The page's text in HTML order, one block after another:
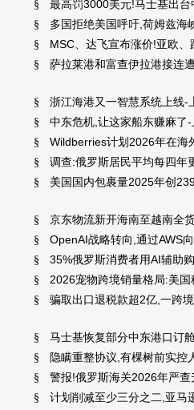
§ 最高罚3000美元!马士基出
§ 多国拒绝美国呼吁,荷姆兹海
§ MSC、达飞宣布涨价!亚欧
§ 萨拉莱港和富查伊拉港接连
§ 浙江海港又一智慧系统上线-
§ 中东危机,让这家船东赚麻了
§ Wildberries计划2026年在海
§ 调查:俄罗斯居民平均每四年
§ 美国国内包裹量2025年创
§ 京东物流新开海南至越南全
§ OpenAI战略转向,通过AWS
§ 35%俄罗斯消费者用AI辅助
§ 2026宠物跨境销量格局:美
§ 骗取出口退税款超2亿,一跨
§ 马士基恢复部分中东港口订
§ 隐瞒重整协议,有棵树前实
§ 警报!俄罗斯海关2026年严
§ 计划削减至少三分之二,亚马